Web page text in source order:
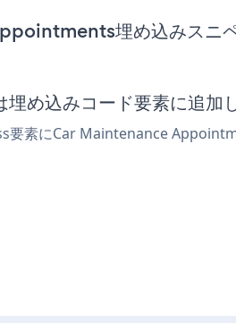
埋め込みスニペ
め込みコード要素に追加
素にCar Maintenance